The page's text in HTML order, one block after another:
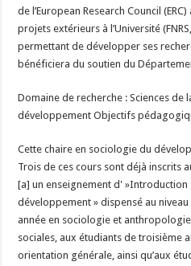
de l’European Research Council
projets extérieurs à l’Université
permettant de développer ses
bénéficiera du soutien du
Domaine de recherche : Sciences de
développement Objectifs
Cette chaire en sociologie du
Trois de ces cours sont déjà inscrits
[a] un enseignement d' »Introduction
développement » dispensé au
année en sociologie et
sociales, aux étudiants de troisième
orientation générale, ainsi qu’aux